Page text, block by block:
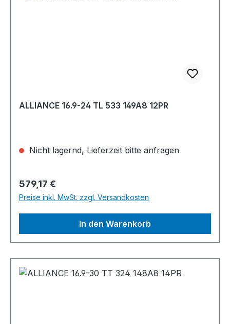
ALLIANCE 16.9-24 TL 533 149A8 12PR
Nicht lagernd, Lieferzeit bitte anfragen
Regulärer Preis:
579,17 €
Preise inkl. MwSt. zzgl. Versandkosten
In den Warenkorb